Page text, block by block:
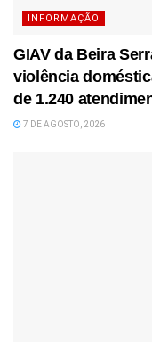
INFORMAÇÃO
GIAV da Beira
violência
de 1.240
7 DE AGOSTO, 2026